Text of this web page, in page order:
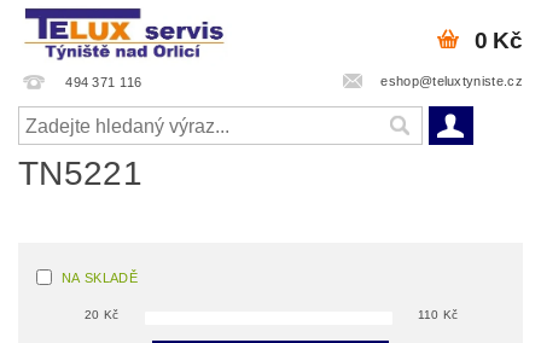
494 371 116 eshop@teluxtyniste.cz
0 Kč
TN5221
NA SKLADĚ
20 Kč 110 Kč